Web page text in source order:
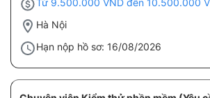
Từ 9.500.000 VND đến 10.500.000
Hà Nội
Hạn nộp hồ sơ: 16/08/2026